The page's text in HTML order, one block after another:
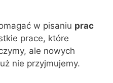
w pisaniu prac
prace, które
ale nowych
nie przyjmujemy.